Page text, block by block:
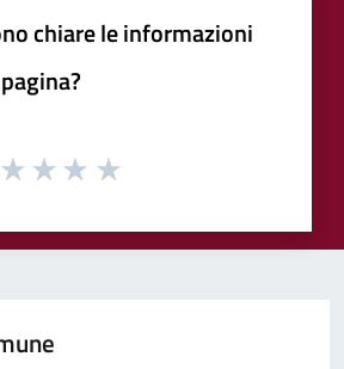
chiare le informazioni